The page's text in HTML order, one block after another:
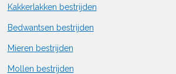
Kakkerlakken bestrijden
Bedwantsen bestrijden
Mieren bestrijden
Mollen bestrijden